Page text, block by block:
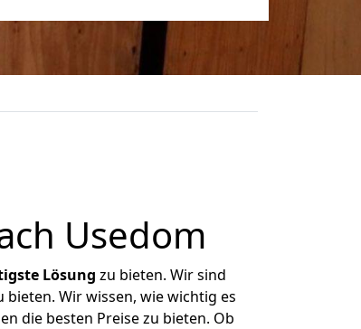
Usedom
Lösung zu bieten. Wir sind
bieten. Wir wissen, wie wichtig es
die besten Preise zu bieten. Ob